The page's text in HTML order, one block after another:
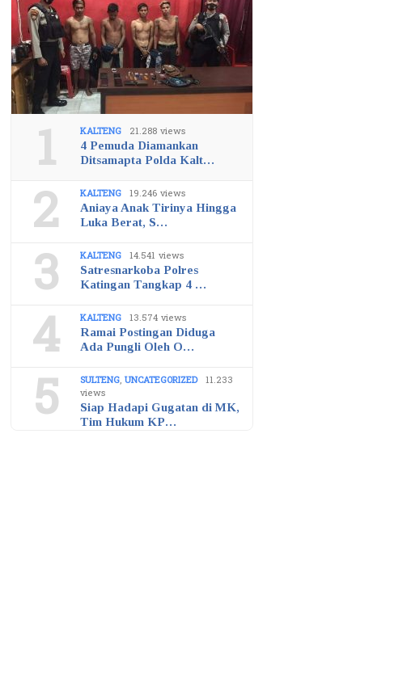
1 KALTENG 21.288 views
4 Pemuda Diamankan
Ditsamapta Polda Kalt…
2 KALTENG 19.246 views
Aniaya Anak Tirinya Hingga
Luka Berat, S…
3 KALTENG 14.541 views
Satresnarkoba Polres
Katingan Tangkap 4 …
4 KALTENG 13.574 views
Ramai Postingan Diduga
Ada Pungli Oleh O…
5 SULTENG,UNCATEGORIZED 11.233
views
Siap Hadapi Gugatan di MK,
Tim Hukum KP…